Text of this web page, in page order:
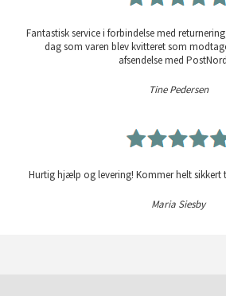
Fantastisk service i forbindelse med
dag som varen blev kvitteret som
afsendelse med
Tine Pedersen
Hurtig hjælp og levering! Kommer helt sikkert
Maria Siesby